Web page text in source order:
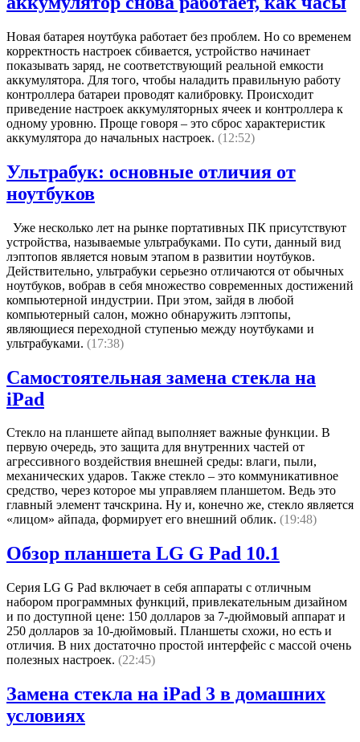
Новая батарея ноутбука работает без проблем. Но со временем
корректность настроек сбивается, устройство начинает
показывать заряд, не соответствующий реальной емкости
аккумулятора. Для того, чтобы наладить правильную работу
контроллера батареи проводят калибровку. Происходит
приведение настроек аккумуляторных ячеек и контроллера к
одному уровню. Проще говоря – это сброс характеристик
аккумулятора до начальных настроек. (12:52)
Ультрабук: основные отличия от
ноутбуков
Уже несколько лет на рынке портативных ПК присутствуют
устройства, называемые ультрабуками. По сути, данный вид
лэптопов является новым этапом в развитии ноутбуков.
Действительно, ультрабуки серьезно отличаются от обычных
ноутбуков, вобрав в себя множество современных достижений
компьютерной индустрии. При этом, зайдя в любой
компьютерный салон, можно обнаружить лэптопы,
являющиеся переходной ступенью между ноутбуками и
ультрабуками. (17:38)
Самостоятельная замена стекла на
iPad
Стекло на планшете айпад выполняет важные функции. В
первую очередь, это защита для внутренних частей от
агрессивного воздействия внешней среды: влаги, пыли,
механических ударов. Также стекло – это коммуникативное
средство, через которое мы управляем планшетом. Ведь это
главный элемент тачскрина. Ну и, конечно же, стекло является
«лицом» айпада, формирует его внешний облик. (19:48)
Обзор планшета LG G Pad 10.1
Серия LG G Pad включает в себя аппараты с отличным
набором программных функций, привлекательным дизайном
и по доступной цене: 150 долларов за 7-дюймовый аппарат и
250 долларов за 10-дюймовый. Планшеты схожи, но есть и
отличия. В них достаточно простой интерфейс с массой очень
полезных настроек. (22:45)
Замена стекла на iPad 3 в домашних
условиях